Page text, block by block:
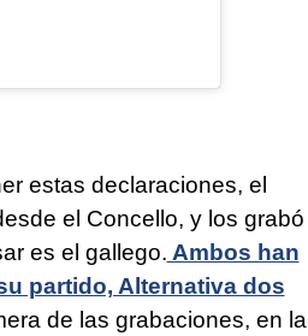
estas declaraciones, el
el Concello, y los grabó
es el gallego. Ambos han
partido, Alternativa dos
de las grabaciones, en la